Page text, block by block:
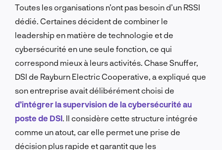
Toutes les organisations n’ont pas besoin d’un RSSI
dédié. Certaines décident de combiner le
leadership en matière de technologie et de
cybersécurité en une seule fonction, ce qui
correspond mieux à leurs activités. Chase Snuffer,
DSI de Rayburn Electric Cooperative, a expliqué que
son entreprise avait délibérément choisi de
d’intégrer la supervision de la cybersécurité au
poste de DSI . Il considère cette structure intégrée
comme un atout, car elle permet une prise de
décision plus rapide et garantit que les